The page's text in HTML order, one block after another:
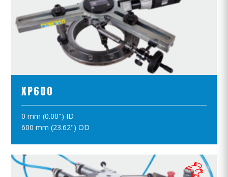
XP600
0 mm (0.00") ID
600 mm (23.62") OD
ПРОСМОТР ПРОДУКТОВ
ПОЛОЖИТЪ В КОРЗИНУ